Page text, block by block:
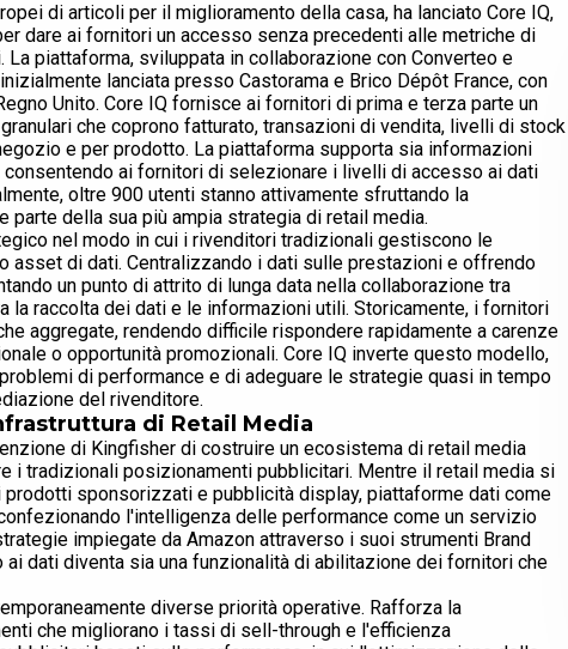
di articoli per il miglioramento della casa, ha lanciato Core IQ,
dare ai fornitori un accesso senza precedenti alle metriche di
piattaforma, sviluppata in collaborazione con Converteo e
lanciata presso Castorama e Brico Dépôt France, con
Unito. Core IQ fornisce ai fornitori di prima e terza parte un
che coprono fatturato, transazioni di vendita, livelli di stock
e per prodotto. La piattaforma supporta sia informazioni
ai fornitori di selezionare i livelli di accesso ai dati
oltre 900 utenti stanno attivamente sfruttando la
della sua più ampia strategia di retail media.
nel modo in cui i rivenditori tradizionali gestiscono le
asset di dati. Centralizzando i dati sulle prestazioni e offrendo
un punto di attrito di lunga data nella collaborazione tra
la raccolta dei dati e le informazioni utili. Storicamente, i fornitori
aggregate, rendendo difficile rispondere rapidamente a carenze
o opportunità promozionali. Core IQ inverte questo modello,
di performance e di adeguare le strategie quasi in tempo
del rivenditore.
di Retail Media
di Kingfisher di costruire un ecosistema di retail media
i tradizionali posizionamenti pubblicitari. Mentre il retail media si
prodotti sponsorizzati e pubblicità display, piattaforme dati come
l'intelligenza delle performance come un servizio
impiegate da Amazon attraverso i suoi strumenti Brand
dati diventa sia una funzionalità di abilitazione dei fornitori che
diverse priorità operative. Rafforza la
che migliorano i tassi di sell-through e l'efficienza